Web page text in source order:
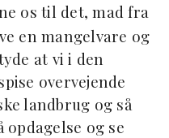
os til det, mad fra
en mangelvare og
at vi i den
overvejende
landbrug og så
opdagelse og se